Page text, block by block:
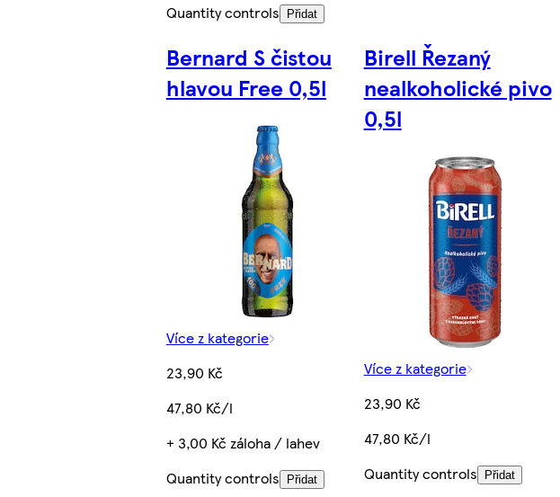
Quantity controls
Přidat
Bernard S čistou
hlavou Free 0,5l
Více z kategorie
23,90 Kč
47,80 Kč/l
+ 3,00 Kč záloha / lahev
Quantity controls
Přidat
Birell Řezaný
nealkoholické pivo
0,5l
Více z kategorie
23,90 Kč
47,80 Kč/l
Quantity controls
Přidat